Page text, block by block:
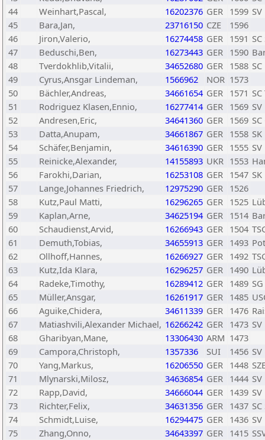
44
Weinhart,Pascal, 16202376 GER 1599
45
Bara,Jan, 23716150 CZE
1596
46
Jiron,Valerio, 16274458 GER 1591
47
Beduschi,Ben, 16273443 GER 1590
48
Tverdokhlib,Vitalii, 34652680 GER 1588
49
Cyrus,Ansgar Lindeman, 1566962 NOR 1573
50
Bächler,Andreas, 34661654 GER 1571
51
Rodriguez Klasen,Ennio, 16277414 GER 1569
52
Andresen,Eric, 34641360 GER 1569
53
Datta,Anupam, 34661867 GER 1558
54
Schäfer,Benjamin, 34616390 GER 1555
55
Reinicke,Alexander, 14155893 UKR 1553
56
Farokhi,Darian, 16253108 GER 1547
57
Lange,Johannes Friedrich, 12975290 GER 1526
58
Kutz,Paul Matti, 16296265 GER 1525
59
Kaplan,Arne, 34625194 GER 1514
60
Schaudienst,Arvid, 16266943 GER 1504
61
Demuth,Tobias, 34655913 GER 1493
62
Ollhoff,Hannes, 16266927 GER 1492
63
Kutz,Ida Klara, 16296257 GER 1490
64
Radeke,Timothy, 16289412 GER 1489
65
Müller,Ansgar, 16261917 GER 1485
66
Aguike,Chidera, 34611339 GER 1476
67
Matiashvili,Alexander Michael, 16266242 GER 1473
68
Gharibyan,Mane, 13306430 ARM 1473
69
Campora,Christoph, 1357336 SUI 1456
70
Yang,Markus, 16206550 GER 1448
71
Mlynarski,Milosz, 34636854 GER 1444
72
Rapp,David, 34666044 GER 1439
73
Richter,Felix, 34631356 GER 1437
74
Schmidt,Luise, 16294475 GER 1436
75
Zhang,Onno, 34643397 GER 1415